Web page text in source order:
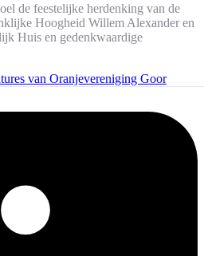
de feestelijke herdenking van de
Hoogheid Willem Alexander en
Huis en gedenkwaardige
van Oranjevereniging Goor